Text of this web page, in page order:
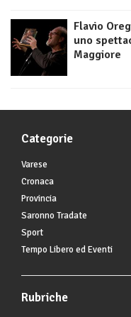
Flavio
uno
Maggiore
Categorie
Varese
Cronaca
Provincia
Saronno Tradate
Sport
Tempo Libero ed Eventi
Rubriche